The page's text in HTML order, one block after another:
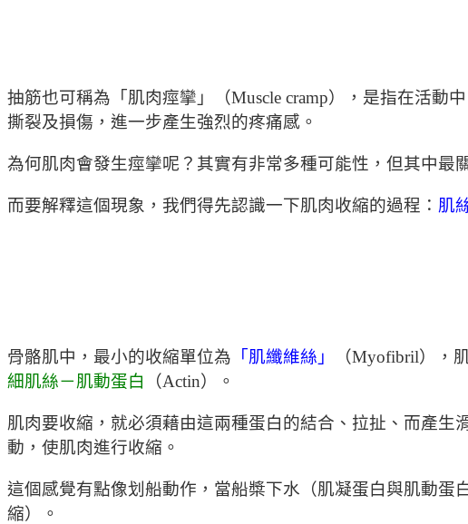
抽筋也可稱為「肌肉痙攣」（Muscle cramp），是指在活動中
撕裂及損傷，進一步產生強烈的疼痛感。
為何肌肉會發生痙攣呢？其實有非常多種可能性，但其中最
而要解釋這個現象，我們得先認識一下肌肉收縮的過程： 肌
骨骼肌中，最小的收縮單位為 「肌纖維絲」 （Myofibril），
細肌絲－肌動蛋白
（Actin）。
肌肉要收縮，就必須藉由這兩種蛋白的結合、拉扯、而產生
動，使肌肉進行收縮。
這個感覺有點像划船動作，當船槳下水（肌凝蛋白與肌動
縮）。